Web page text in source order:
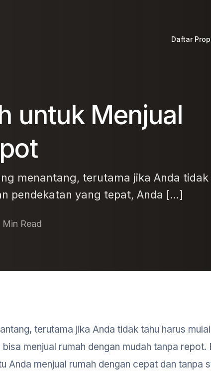
Daftar
Cluster
Cluster
untuk Menjual
menantang, terutama jika Anda tidak
pendekatan yang tepat, Anda […]
Min Read
terutama jika Anda tidak tahu harus
menjual rumah dengan mudah tanpa repot.
Anda menjual rumah dengan cepat dan tanpa